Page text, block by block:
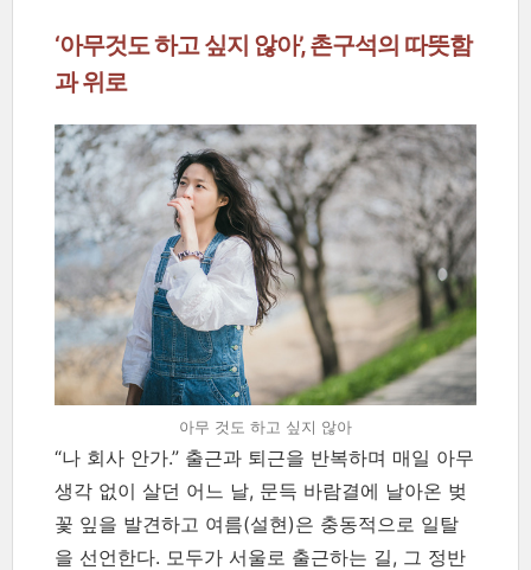
‘아무것도 하고 싶지 않아’, 촌구석의 따뜻함
과 위로
아무 것도 하고 싶지 않아
“나 회사 안가.” 출근과 퇴근을 반복하며 매일 아무
생각 없이 살던 어느 날, 문득 바람결에 날아온 벚
꽃 잎을 발견하고 여름(설현)은 충동적으로 일탈
을 선언한다. 모두가 서울로 출근하는 길, 그 정반